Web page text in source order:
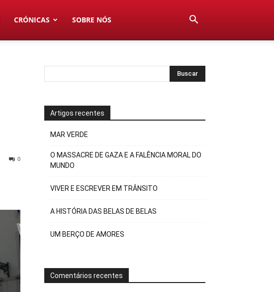
CRÓNICAS SOBRE NÓS
0
Artigos recentes
MAR VERDE
O MASSACRE DE GAZA E A FALÊNCIA MORAL DO
MUNDO
VIVER E ESCREVER EM TRÂNSITO
A HISTÓRIA DAS BELAS DE BELAS
UM BERÇO DE AMORES
Comentários recentes